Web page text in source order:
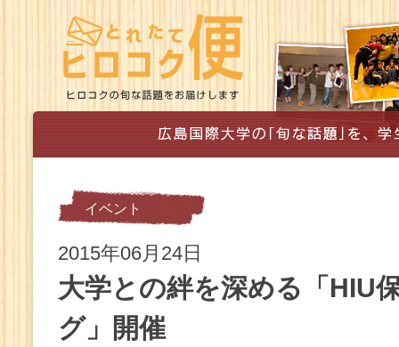
イベント
2015年06月24日
大学との絆を深める「HIU
グ」開催